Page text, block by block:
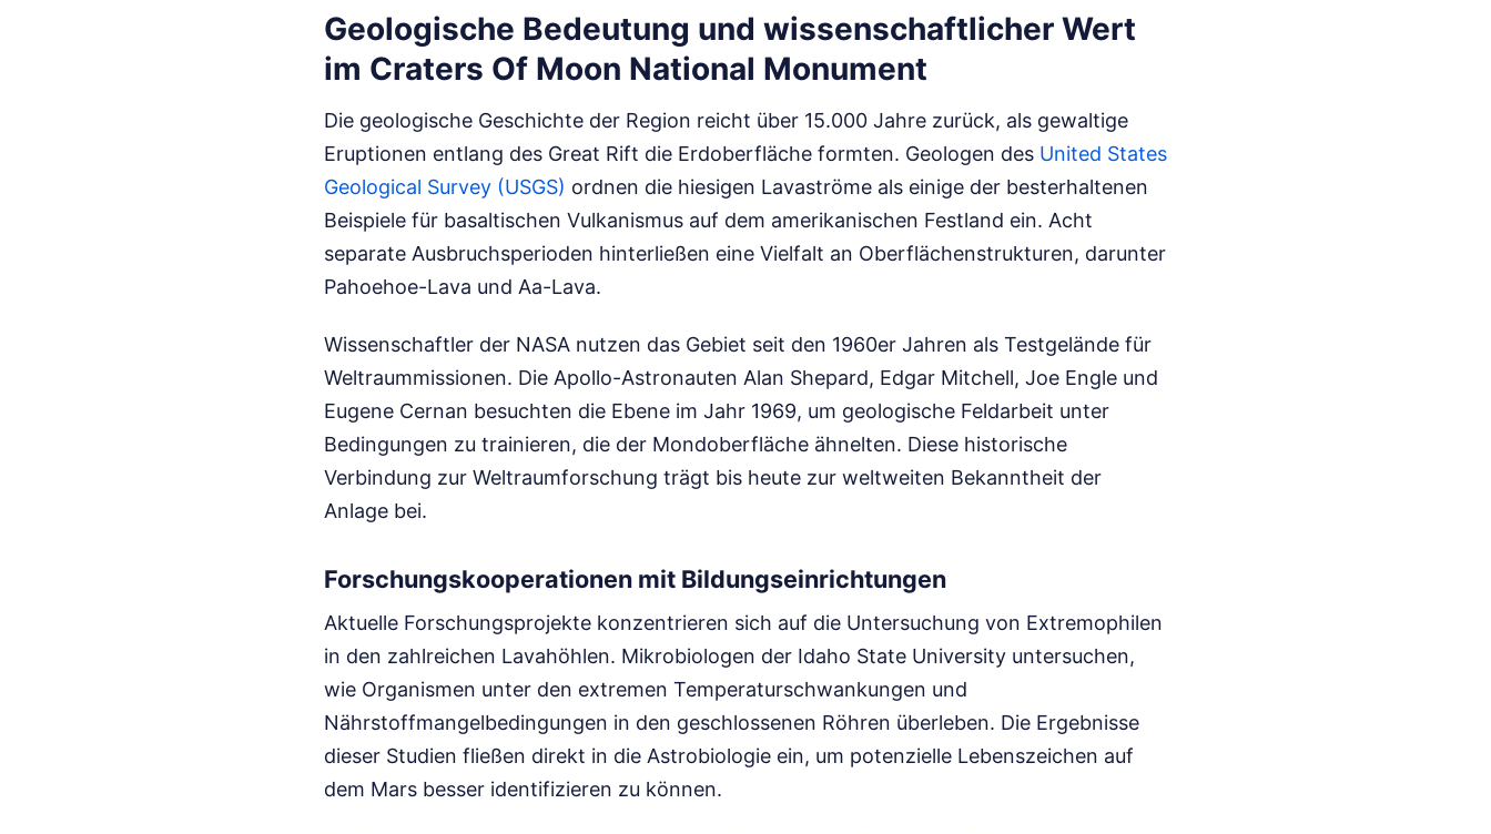
Geologische Bedeutung und wissenschaftlicher Wert
im Craters Of Moon National Monument
Die geologische Geschichte der Region reicht über 15.000 Jahre zurück, als gewaltige
Eruptionen entlang des Great Rift die Erdoberfläche formten. Geologen des United States
Geological Survey (USGS) ordnen die hiesigen Lavaströme als einige der besterhaltenen
Beispiele für basaltischen Vulkanismus auf dem amerikanischen Festland ein. Acht
separate Ausbruchsperioden hinterließen eine Vielfalt an Oberflächenstrukturen, darunter
Pahoehoe-Lava und Aa-Lava.
Wissenschaftler der NASA nutzen das Gebiet seit den 1960er Jahren als Testgelände für
Weltraummissionen. Die Apollo-Astronauten Alan Shepard, Edgar Mitchell, Joe Engle und
Eugene Cernan besuchten die Ebene im Jahr 1969, um geologische Feldarbeit unter
Bedingungen zu trainieren, die der Mondoberfläche ähnelten. Diese historische
Verbindung zur Weltraumforschung trägt bis heute zur weltweiten Bekanntheit der
Anlage bei.
Forschungskooperationen mit Bildungseinrichtungen
Aktuelle Forschungsprojekte konzentrieren sich auf die Untersuchung von Extremophilen
in den zahlreichen Lavahöhlen. Mikrobiologen der Idaho State University untersuchen,
wie Organismen unter den extremen Temperaturschwankungen und
Nährstoffmangelbedingungen in den geschlossenen Röhren überleben. Die Ergebnisse
dieser Studien fließen direkt in die Astrobiologie ein, um potenzielle Lebenszeichen auf
dem Mars besser identifizieren zu können.